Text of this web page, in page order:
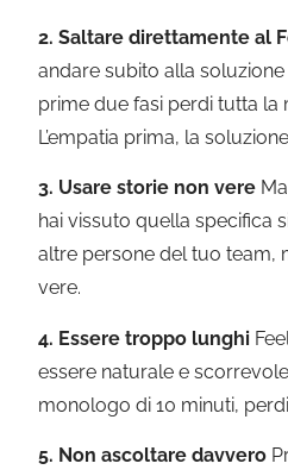
2. Saltare direttamente al
andare subito alla
prime due fasi perdi tutta la
L’empatia prima, la
3. Usare storie non vere
hai vissuto quella specifica
altre persone del tuo team,
vere.
4. Essere troppo lunghi
essere naturale e
monologo di 10 minuti, perdi
5. Non ascoltare davvero